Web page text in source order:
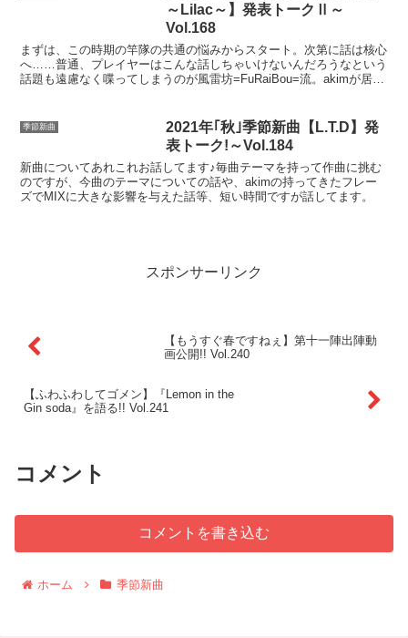
～Lilac～】発表トークⅡ～
Vol.168
まずは、この時期の竿隊の共通の悩みからスタート。次第に話は核心
へ……普通、プレイヤーはこんな話しちゃいけないんだろうなという
話題も遠慮なく喋ってしまうのが風雷坊=FuRaiBou=流。akimが居な
季節新曲
2021年｢秋｣季節新曲【L.T.D】発
表トーク!～Vol.184
新曲についてあれこれお話してます♪毎曲テーマを持って作曲に挑む
のですが、今曲のテーマについての話や、akimの持ってきたフレー
ズでMIXに大きな影響を与えた話等、短い時間ですが話してます。
スポンサーリンク
【もうすぐ春ですねぇ】第十一陣出陣動
画公開!! Vol.240
【ふわふわしてゴメン】『Lemon in the
Gin soda』を語る!! Vol.241
コメント
コメントを書き込む
ホーム 季節新曲